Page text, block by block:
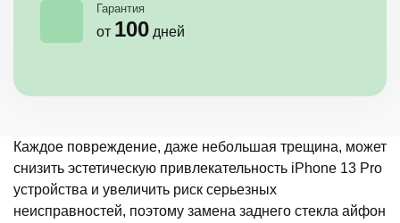
Гарантия
от 100 дней
Каждое повреждение, даже небольшая трещина, может
снизить эстетическую привлекательность iPhone 13 Pro
устройства и увеличить риск серьезных
неисправностей, поэтому замена заднего стекла айфон